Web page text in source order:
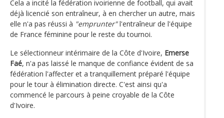
Cela a incité la fédération ivoirienne de football, qui avait
déjà licencié son entraîneur, à en chercher un autre, mais
elle n'a pas réussi à "emprunter"l'entraîneur de l'équipe
de France féminine pour le reste du tournoi.
Le sélectionneur intérimaire de la Côte d'Ivoire, Emerse
Faé, n'a pas laissé le manque de confiance évident de sa
fédération l'affecter et a tranquillement préparé l'équipe
pour le tour à élimination directe. C'est ainsi qu'a
commencé le parcours à peine croyable de la Côte
d'Ivoire.